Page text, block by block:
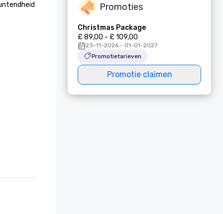
Promoties
Christmas Package
£ 89,00 - £ 109,00
23-11-2026 - 01-01-2027
Promotietarieven
Promotie claimen